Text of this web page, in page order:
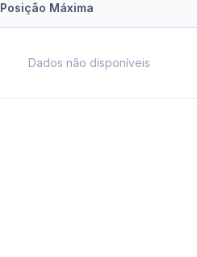
Posição Máxima
Dados não disponíveis